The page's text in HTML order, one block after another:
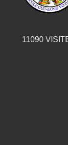
11090